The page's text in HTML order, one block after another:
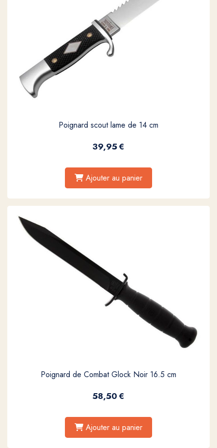
Poignard scout lame de 14 cm
39,95€
Ajouter au panier
Poignard de Combat Glock Noir 16.5 cm
58,50€
Ajouter au panier